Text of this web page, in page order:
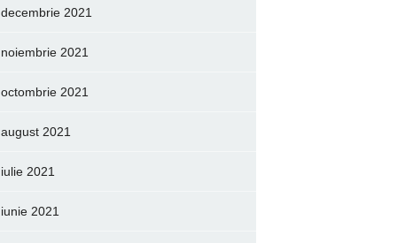
decembrie 2021
noiembrie 2021
octombrie 2021
august 2021
iulie 2021
iunie 2021